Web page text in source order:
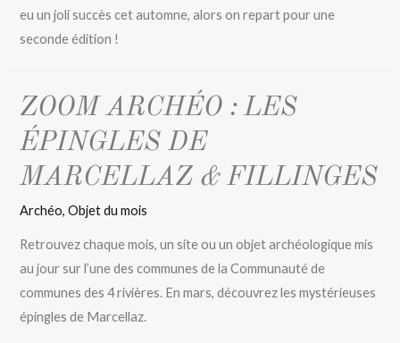
eu un joli succès cet automne, alors on repart pour une
seconde édition !
ZOOM ARCHÉO : LES
ÉPINGLES DE
MARCELLAZ & FILLINGES
Archéo,Objet du mois
Retrouvez chaque mois, un site ou un objet archéologique mis
au jour sur l’une des communes de la Communauté de
communes des 4 rivières. En mars, découvrez les mystérieuses
épingles de Marcellaz.